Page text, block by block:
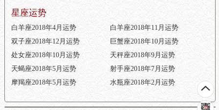
星座运势
白羊座2018年4月运势
白羊座2018年11月运势
双子座2018年12月运势
巨蟹座2018年10月运势
处女座2018年10月运势
天秤座2018年9月运势
天蝎座2018年5月运势
射手座2018年7月运势
摩羯座2018年5月运势
水瓶座2018年2月运势